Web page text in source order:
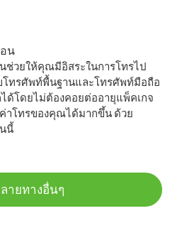
น
ช่วยให้คุณมีอิสระในการโทรไป
โทรศัพท์พื้นฐานและโทรศัพท์มือถือ
ด้โดยไม่ต้องคอยต่ออายุแพ็คเกจ
าโทรของคุณได้มากขึ้น ด้วย
นี้
ายทางอื่นๆ